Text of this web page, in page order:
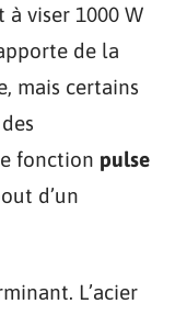
viser 1000 W
de la
mais certains
fonction pulse
d’un
L’acier